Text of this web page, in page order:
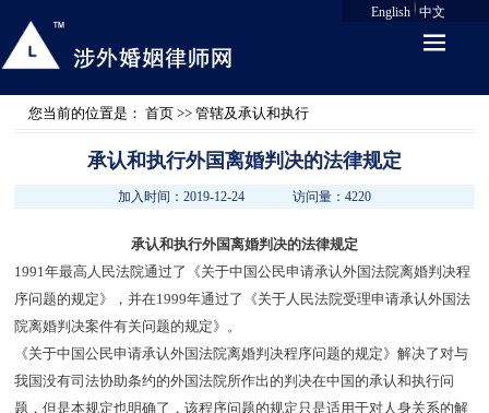
English 中文
您当前的位置是：首页 >> 管辖及承认和执行
承认和执行外国离婚判决的法律规定
加入时间：2019-12-24 访问量：4220
承认和执行外国离婚判决的法律规定
1991年最高人民法院通过了《关于中国公民申请承认外国法院离婚判决程
序问题的规定》，并在1999年通过了《关于人民法院受理申请承认外国法
院离婚判决案件有关问题的规定》。
《关于中国公民申请承认外国法院离婚判决程序问题的规定》解决了对与
我国没有司法协助条约的外国法院所作出的判决在中国的承认和执行问
题，但是本规定也明确了，该程序问题的规定只是适用于对人身关系的解